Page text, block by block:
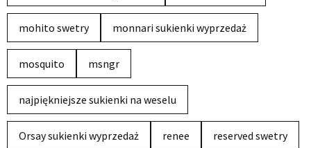
mohito swetry monnari sukienki wyprzedaż
mosquito msngr
najpiękniejsze sukienki na weselu
Orsay sukienki wyprzedaż renee reserved swetry